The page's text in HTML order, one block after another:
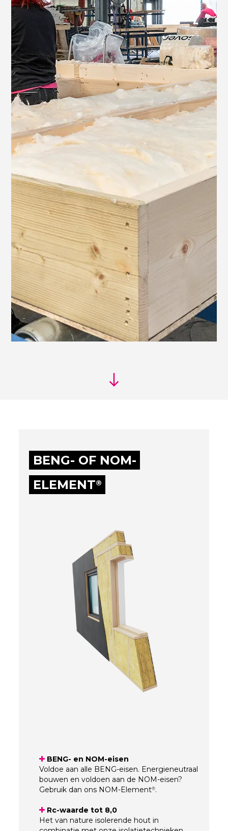
BENG- OF NOM-
ELEMENT®
BENG- en NOM-eisen
Voldoe aan alle BENG-eisen. Energieneutraal
bouwen en voldoen aan de NOM-eisen?
Gebruik dan ons NOM-Element®.
Rc-waarde tot 8,0
Het van nature isolerende hout in